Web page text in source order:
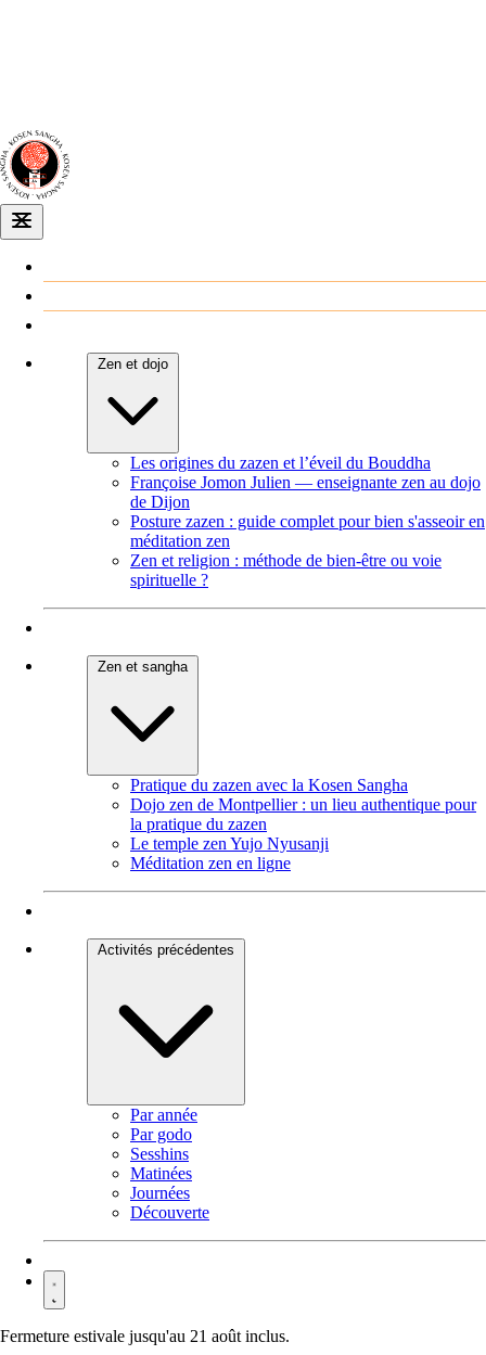
Zen et dojo
Les origines du zazen et l’éveil du Bouddha
Françoise Jomon Julien — enseignante zen au dojo
de Dijon
Posture zazen : guide complet pour bien s'asseoir en
méditation zen
Zen et religion : méthode de bien-être ou voie
spirituelle ?
Zen et sangha
Pratique du zazen avec la Kosen Sangha
Dojo zen de Montpellier : un lieu authentique pour
la pratique du zazen
Le temple zen Yujo Nyusanji
Méditation zen en ligne
Activités précédentes
Par année
Par godo
Sesshins
Matinées
Journées
Découverte
Fermeture estivale jusqu'au 21 août inclus.